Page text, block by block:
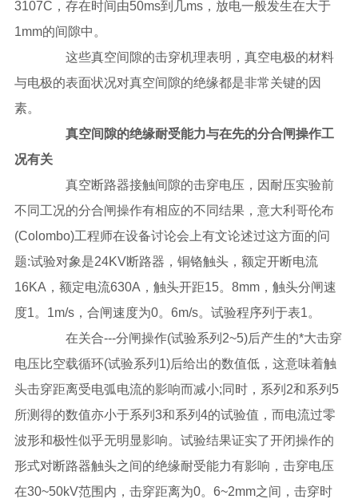
3107C，存在时间由50ms到几ms，放电一般发生在大于
1mm的间隙中。
这些真空间隙的击穿机理表明，真空电极的材料
与电极的表面状况对真空间隙的绝缘都是非常关键的因
素。
真空间隙的绝缘耐受能力与在先的分合闸操作工
况有关
真空断路器接触间隙的击穿电压，因耐压实验前
不同工况的分合闸操作有相应的不同结果，意大利哥伦布
(Colombo)工程师在设备讨论会上有文论述过这方面的问
题:试验对象是24KV断路器，铜铬触头，额定开断电流
16KA，额定电流630A，触头开距15。8mm，触头分闸速
度1。1m/s，合闸速度为0。6m/s。试验程序列于表1。
在关合---分闸操作(试验系列2~5)后产生的*大击穿
电压比空载循环(试验系列1)后给出的数值低，这意味着触
头击穿距离受电弧电流的影响而减小;同时，系列2和系列5
所测得的数值亦小于系列3和系列4的试验值，而电流过零
波形和极性似乎无明显影响。试验结果证实了开闭操作的
形式对断路器触头之间的绝缘耐受能力有影响，击穿电压
在30~50kV范围内，击穿距离为0。6~2mm之间，击穿时